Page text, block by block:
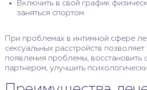
Включить в свой график
заняться спортом.
При проблемах в интимной сфере
сексуальных расстройств позволяет
появления проблемы, восстановить
партнером, улучшить